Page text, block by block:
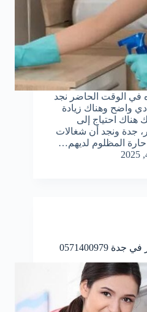
الوقت الحاضر نجد
واضح وهناك زيادة
احتياج إلى
1500 السامر، جدة ونجد أن شغالات
المظلوم لديهم…